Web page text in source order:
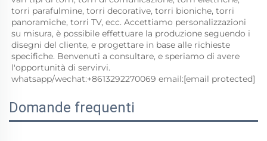
torri parafulmine, torri decorative, torri bioniche, torri
panoramiche, torri TV, ecc. Accettiamo personalizzazioni
su misura, è possibile effettuare la produzione seguendo i
disegni del cliente, e progettare in base alle richieste
specifiche. Benvenuti a consultare, e speriamo di avere
l'opportunità di servirvi.
whatsapp/wechat:+8613292270069 email:[email protected]
Domande frequenti